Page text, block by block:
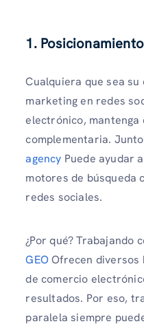
1.
Cualquiera que sea
marketing en redes
electrónico, mantenga
complementaria.
agency Puede ayudar
motores de búsqueda
redes sociales.
¿Por qué? Trabajando
GEOOfrecen diversos
de comercio
resultados. Por eso,
paralela siempre